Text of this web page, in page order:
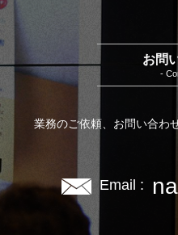
お問
-
業務のご依頼、お問い合わ
Email :